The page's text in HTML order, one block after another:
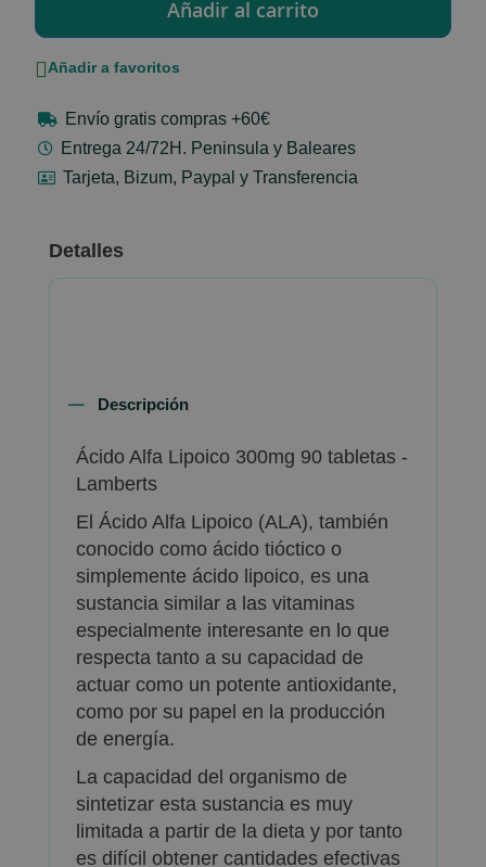
Añadir a favoritos
Envío gratis compras +60€
Entrega 24/72H. Peninsula y Baleares
Tarjeta, Bizum, Paypal y Transferencia
Detalles
Descripción
Ácido Alfa Lipoico 300mg 90 tabletas -
Lamberts
El Ácido Alfa Lipoico (ALA), también
conocido como ácido tióctico o
simplemente ácido lipoico, es una
sustancia similar a las vitaminas
especialmente interesante en lo que
respecta tanto a su capacidad de
actuar como un potente antioxidante,
como por su papel en la producción
de energía.
La capacidad del organismo de
sintetizar esta sustancia es muy
limitada a partir de la dieta y por tanto
es difícil obtener cantidades efectivas